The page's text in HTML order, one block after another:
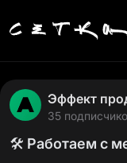
Эффект
35
🛠 Работаем с